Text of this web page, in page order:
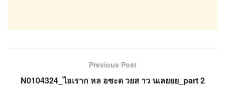
Previous Post
N0104324_ไอเราก หล อซะด วยส าว นเลยยย_part 2